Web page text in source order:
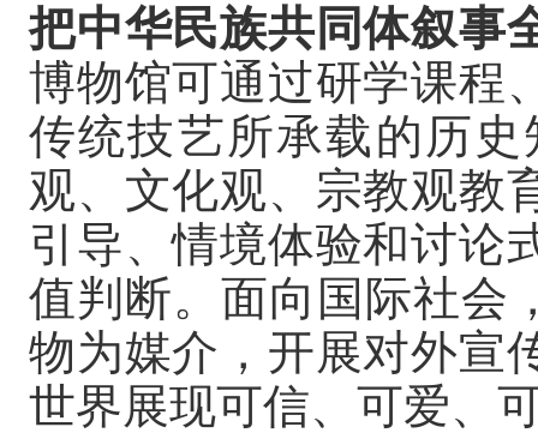
把中华民族共同体叙事
博物馆可通过研学课程
传统技艺所承载的历
观、文化观、宗教观教
引导、情境体验和讨论
值判断。面向国际社会
物为媒介，开展对外宣
世界展现可信、可爱、